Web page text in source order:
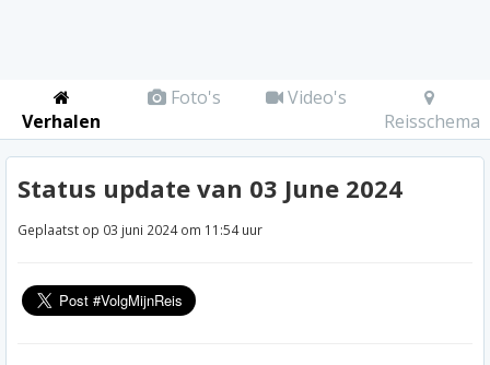
Verhalen
Foto's
Video's
Reisschema
Status update van 03 June 2024
Geplaatst op 03 juni 2024 om 11:54 uur